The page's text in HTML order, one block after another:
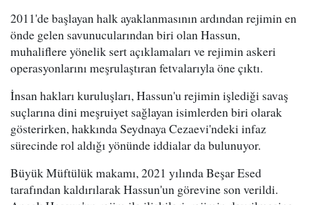
2011'de başlayan halk ayaklanmasının ardından rejimin en
önde gelen savunucularından biri olan Hassun,
muhaliflere yönelik sert açıklamaları ve rejimin askeri
operasyonlarını meşrulaştıran fetvalarıyla öne çıktı.
İnsan hakları kuruluşları, Hassun'u rejimin işlediği savaş
suçlarına dini meşruiyet sağlayan isimlerden biri olarak
gösterirken, hakkında Seydnaya Cezaevi'ndeki infaz
sürecinde rol aldığı yönünde iddialar da bulunuyor.
Büyük Müftülük makamı, 2021 yılında Beşar Esed
tarafından kaldırılarak Hassun'un görevine son verildi.